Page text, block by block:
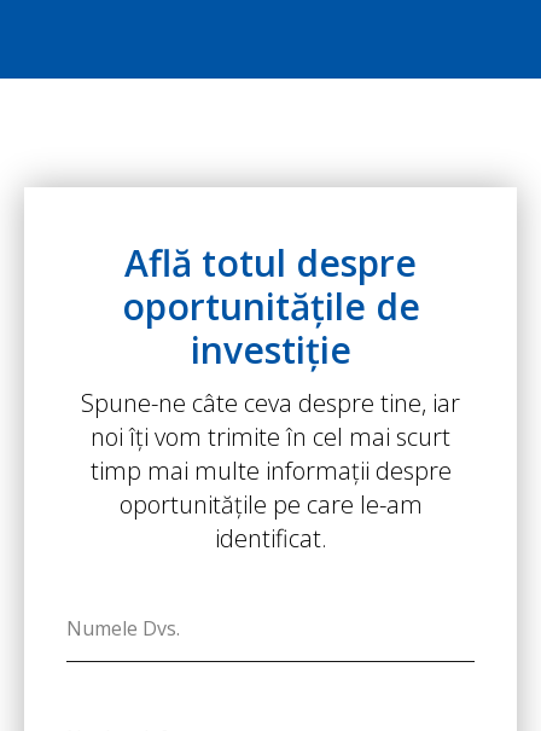
Află totul despre
oportunitățile de
investiție
Spune-ne câte ceva despre tine, iar
noi îți vom trimite în cel mai scurt
timp mai multe informații despre
oportunitățile pe care le-am
identificat.